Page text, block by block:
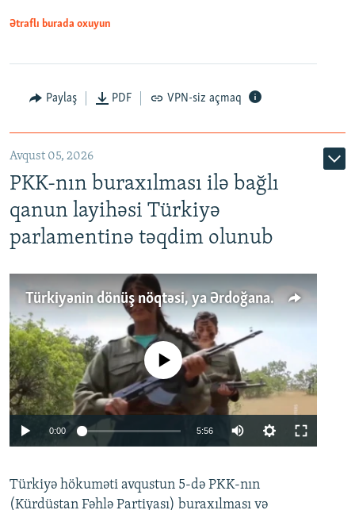
Ətraflı burada oxuyun
Paylaş PDF VPN-siz açmaq
Avqust 05, 2026
PKK-nın buraxılması ilə bağlı
qanun layihəsi Türkiyə
parlamentinə təqdim olunub
Türkiyənin dönüş nöqtəsi, ya Ərdoğana üçüncü şans: PKK ilə qəfil barışıq nə deməkdir?
No media source currently available
0:00 5:56
360p
Türkiyə hökuməti avqustun 5-də PKK-nın
(Kürdüstan Fəhlə Partiyası) buraxılması və